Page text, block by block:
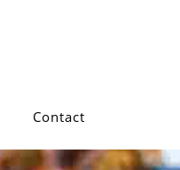
Contact